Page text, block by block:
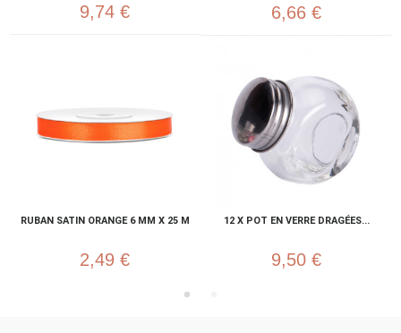
9,74 € 6,66 €
RUBAN SATIN ORANGE 6 MM X 25 M
2,49 €
12 X POT EN VERRE DRAGÉES...
9,50 €